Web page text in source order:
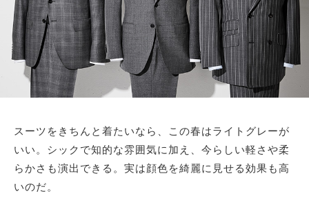
スーツをきちんと着たいなら、この春はライトグレーが
いい。シックで知的な雰囲気に加え、今らしい軽さや柔
らかさも演出できる。実は顔色を綺麗に見せる効果も高
いのだ。